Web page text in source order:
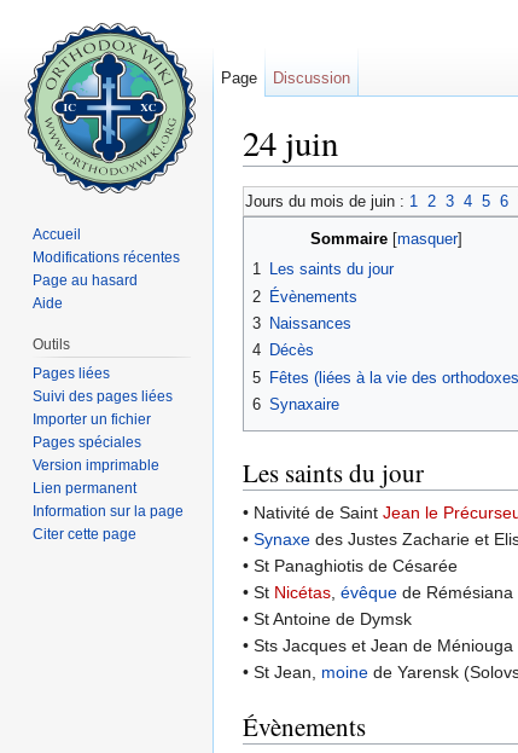
24 juin
Jours du mois de juin : 1 2 3 4 5 6
Sommaire[ masquer]
1 Les saints du jour
2 Évènements
3 Naissances
4 Décès
5 Fêtes (liées à la vie des
6 Synaxaire
Les saints du jour
• Nativité de Saint Jean le
• Synaxe des Justes Zacharie et
• St Panaghiotis de Césarée
• St Nicétas, évêque de Rémésiana
• St Antoine de Dymsk
• Sts Jacques et Jean de
• St Jean, moine de Yarensk
Évènements
Page Discussion
Accueil
Modifications récentes
Page au hasard
Aide
Outils
Pages liées
Suivi des pages liées
Importer un fichier
Pages spéciales
Version imprimable
Lien permanent
Information sur la page
Citer cette page